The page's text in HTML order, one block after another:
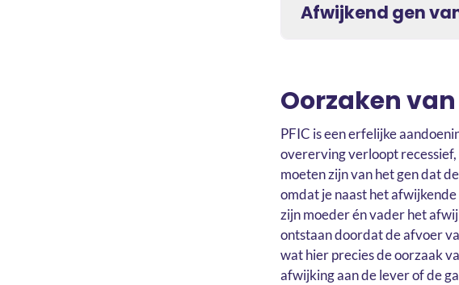
Afwijkend gen
Oorzaken van
PFIC is een erfelijke
overerving verloopt recessief,
moeten zijn van het gen dat
omdat je naast het
zijn moeder én vader het
ontstaan doordat de afvoer
wat hier precies de oorzaak
afwijking aan de lever of de